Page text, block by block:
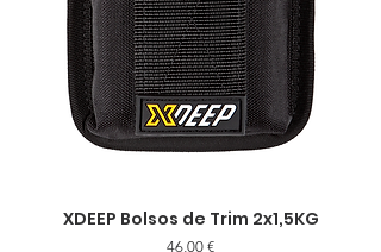
XDEEP Bolsos de Trim 2x1,5KG
Preço
46,00 €